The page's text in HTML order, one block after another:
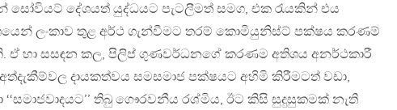
දේශයත් යුද්ධයට පැටලීමත් සමග, එක රැයකින් එය
ලංකාව තුළ අර්ථ ගැන්වීමට තරම් කොමියුනිස්ට් පක්ෂය කරණම්
ඒ හා සසඳන කල, පිලිප් ගුණවර්ධනගේ කරණම අතිශය අනර්ථකාරී
දායකත්වය සමසමාජ පක්ෂයට අහිමි කිරීමටත් වඩා,
‘‘සමාජවාදයට’’ තිබු ගෞරවනීය රශ්මිය, ඊට කිසි සුදුසුකමක් නැති